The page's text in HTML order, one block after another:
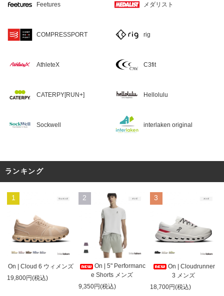
Feetures メダリスト
COMPRESSPORT rig
AthleteX C3fit
CATERPY[RUN+] Hellolulu
Sockwell interlaken original
ランキング
1
On | Cloud 6 ウィメンズ
19,800円(税込)
2
On | 5" Performanc
e Shorts メンズ
9,350円(税込)
3
On | Cloudrunner
3 メンズ
18,700円(税込)